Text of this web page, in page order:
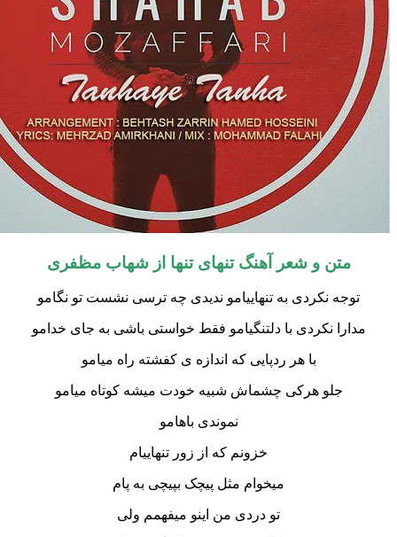
و شعر آهنگ تنهای تنها از شهاب مظفری
نکردی به تنهاییامو ندیدی چه ترسی نشست تو نگامو
نکردی با دلتنگیامو فقط خواستی باشی به جای خدامو
با هر ردپایی که اندازه ی کفشته راه میامو
جلو هرکی چشماش شبیه خودت میشه کوتاه میامو
نموندی باهامو
خزونم که از زور تنهاییام
میخوام مثل پیچک بپیچی به پام
تو دردی من اینو میفهمم ولی